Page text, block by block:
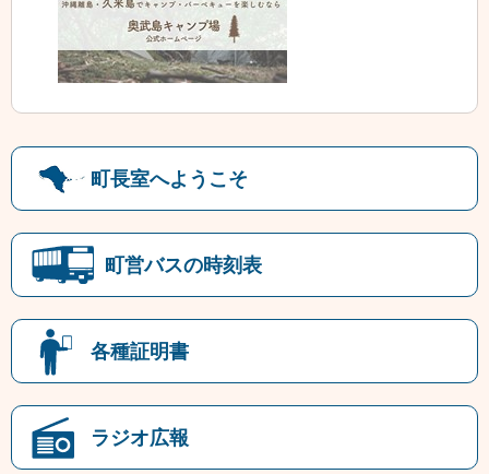
町長室へようこそ
町営バスの時刻表
各種証明書
ラジオ広報